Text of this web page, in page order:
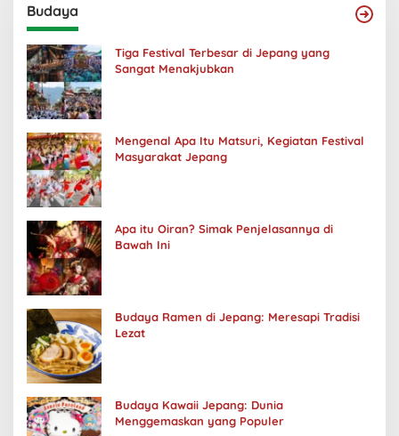
Budaya
Tiga Festival Terbesar di Jepang yang
Sangat Menakjubkan
Mengenal Apa Itu Matsuri, Kegiatan Festival
Masyarakat Jepang
Apa itu Oiran? Simak Penjelasannya di
Bawah Ini
Budaya Ramen di Jepang: Meresapi Tradisi
Lezat
Budaya Kawaii Jepang: Dunia
Menggemaskan yang Populer